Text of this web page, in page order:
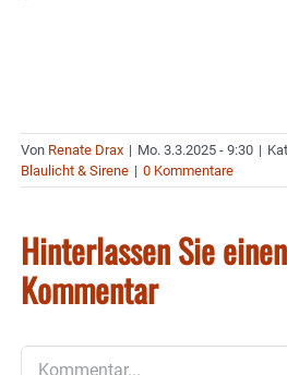
Von Renate Drax | Mo. 3.3.2025 - 9:30 |
Blaulicht & Sirene | 0 Kommentare
Hinterlassen Sie einen
Kommentar